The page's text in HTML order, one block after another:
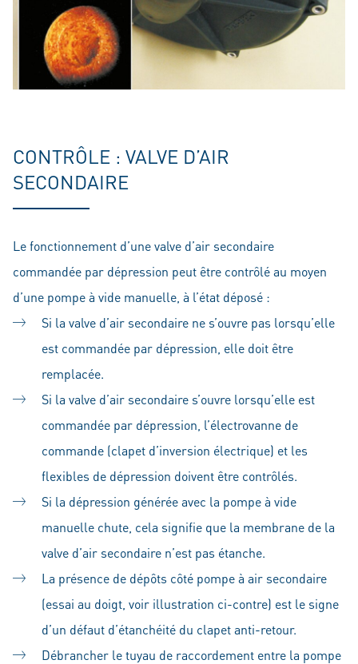
CONTRÔLE : VALVE D’AIR
SECONDAIRE
Le fonctionnement d’une valve d’air secondaire
commandée par dépression peut être contrôlé au moyen
d’une pompe à vide manuelle, à l’état déposé :
Si la valve d’air secondaire ne s’ouvre pas lorsqu’elle
est commandée par dépression, elle doit être
remplacée.
Si la valve d’air secondaire s’ouvre lorsqu’elle est
commandée par dépression, l’électrovanne de
commande (clapet d’inversion électrique) et les
flexibles de dépression doivent être contrôlés.
Si la dépression générée avec la pompe à vide
manuelle chute, cela signifie que la membrane de la
valve d’air secondaire n’est pas étanche.
La présence de dépôts côté pompe à air secondaire
(essai au doigt, voir illustration ci-contre) est le signe
d’un défaut d’étanchéité du clapet anti-retour.
Débrancher le tuyau de raccordement entre la pompe